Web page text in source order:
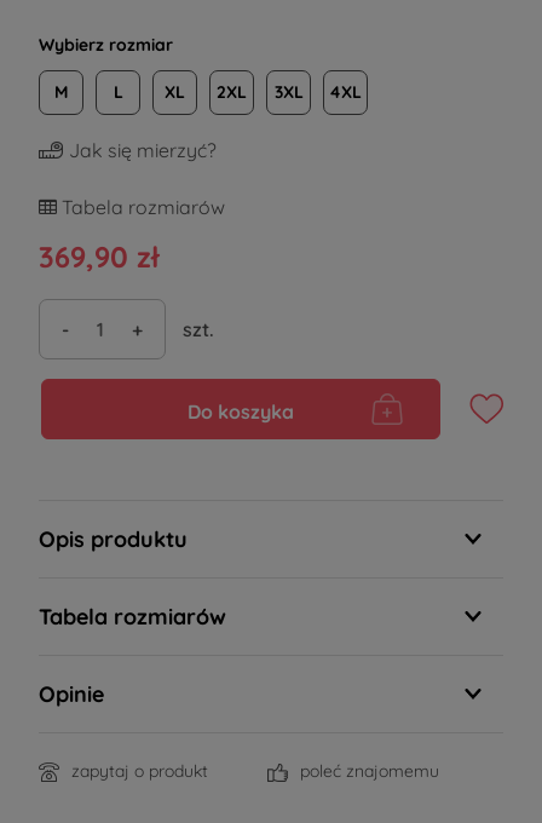
Wybierz rozmiar
M L XL 2XL 3XL 4XL
Jak się mierzyć?
Tabela rozmiarów
369,90 zł
- + szt.
Do koszyka
Opis produktu
Tabela rozmiarów
Opinie
zapytaj o produkt poleć znajomemu